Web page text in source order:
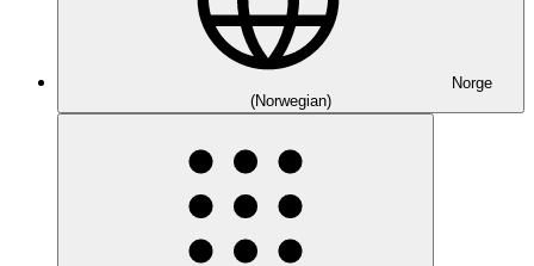
Norge
(Norwegian)